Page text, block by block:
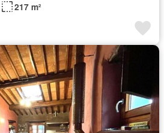
217 m²